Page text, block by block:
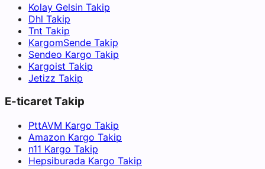
Kolay Gelsin Takip
Dhl Takip
Tnt Takip
KargomSende Takip
Sendeo Kargo Takip
Kargoist Takip
Jetizz Takip
E-ticaret Takip
PttAVM Kargo Takip
Amazon Kargo Takip
n11 Kargo Takip
Hepsiburada Kargo Takip